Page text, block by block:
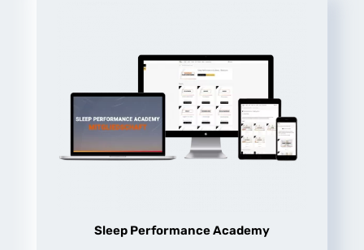
Sleep Performance Academy